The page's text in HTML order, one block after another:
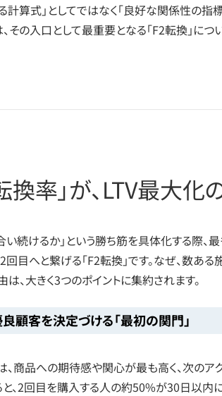
計算式」としてではなく「良好な関係性の
その入口として最重要となる「F2転換」につ
換率」が、LTV最大化
い続けるか」という勝ち筋を具体化する際、
回目へと繋げる「F2転換」です。なぜ、数
、大きく3つのポイントに集約されます。
顧客を決定づける「最初の関門」
商品への期待感や関心が最も高く、次のアク
、2回目を購入する人の約50%が30日以内